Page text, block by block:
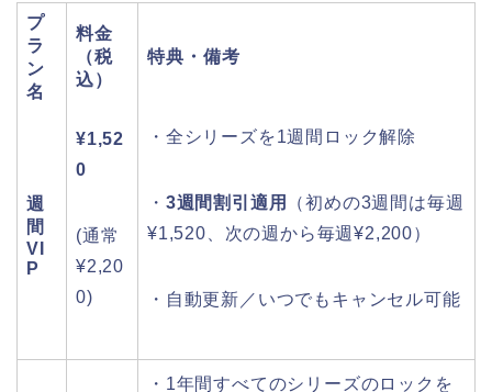
プ
ラ
ン
名
料金
（税
込）
特典・備考
週
間
VI
P
¥1,52
0
(通常
¥2,20
0)
・全シリーズを1週間ロック解除
・ 3週間割引適用
（初めの3週間は毎週
¥1,520、次の週から毎週¥2,200）
・自動更新／いつでもキャンセル可能
・1年間すべてのシリーズのロックを